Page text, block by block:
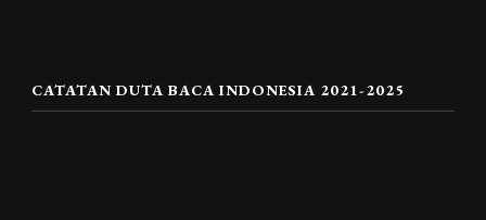
CATATAN DUTA BACA INDONESIA 2021-2025